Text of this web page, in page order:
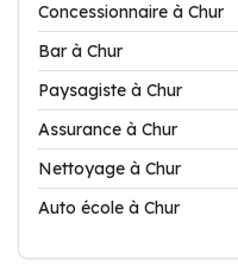
Concessionnaire à Chur
Bar à Chur
Paysagiste à Chur
Assurance à Chur
Nettoyage à Chur
Auto école à Chur